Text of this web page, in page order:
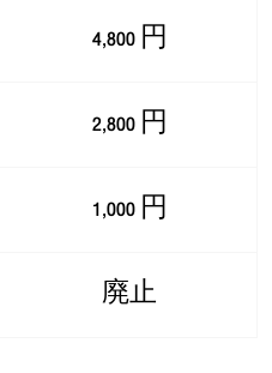
4,800 円
2,800 円
1,000 円
廃止